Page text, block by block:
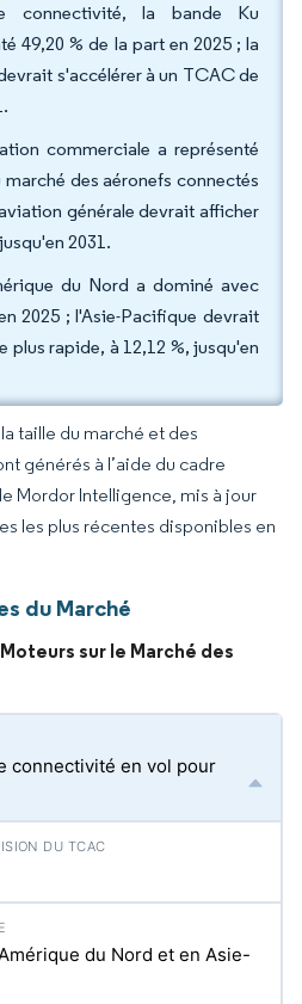
connectivité, la bande Ku
49,20 % de la part en 2025 ; la
s'accélérer à un TCAC de
commerciale a représenté
marché des aéronefs connectés
générale devrait afficher
2031.
du Nord a dominé avec
2025 ; l'Asie-Pacifique devrait
plus rapide, à 12,12 %, jusqu'en
taille du marché et des
générés à l’aide du cadre
Mordor Intelligence, mis à jour
les plus récentes disponibles en
du Marché
sur le Marché des
connectivité en vol pour
du Nord et en Asie-